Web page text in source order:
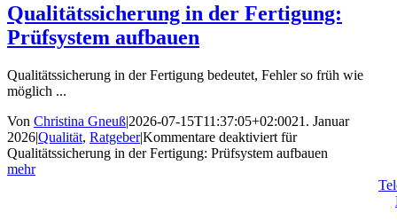
Qualitätssicherung in der Fertigung:
Prüfsystem aufbauen
Qualitätssicherung in der Fertigung bedeutet, Fehler so früh wie
möglich ...
Von Christina Gneuß|2026-07-15T11:37:05+02:0021. Januar
2026|Qualität, Ratgeber|Kommentare deaktiviert für
Qualitätssicherung in der Fertigung: Prüfsystem aufbauen
mehr